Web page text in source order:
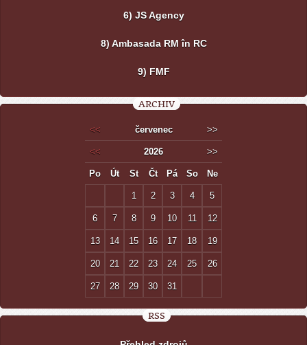
6) JS Agency
8) Ambasada RM în RC
9) FMF
ARCHIV
<< červenec >>
<< 2026 >>
Po Út St Čt Pá So Ne
1 2 3 4 5
6 7 8 9 10 11 12
13 14 15 16 17 18 19
20 21 22 23 24 25 26
27 28 29 30 31
RSS